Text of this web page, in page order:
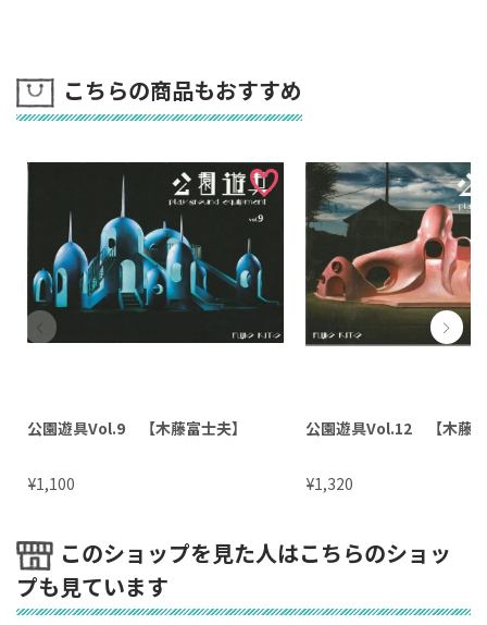
こちらの商品もおすすめ
公園遊具Vol.9 【木藤富士夫】
¥1,100
公園遊具Vol.12 【木藤
¥1,320
このショップを見た人はこちらのショッ
プも見ています